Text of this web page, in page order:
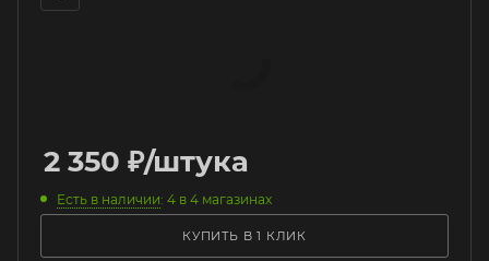
2 350 ₽/штука
Есть в наличии: 4 в 4 магазинах
КУПИТЬ В 1 КЛИК